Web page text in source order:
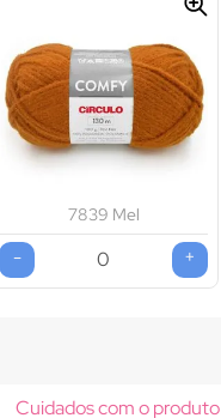
7839 Mel
- +
Cuidados com o produto